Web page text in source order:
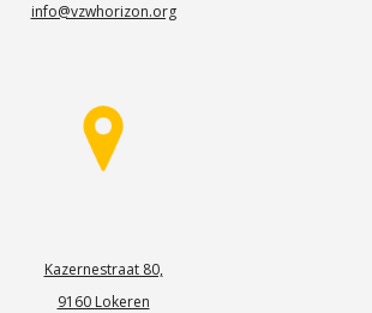
info@vzwhorizon.org
Kazernestraat 80,
9160 Lokeren